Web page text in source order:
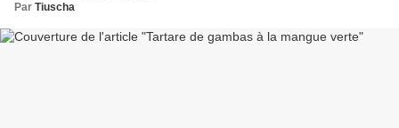
Par Tiuscha